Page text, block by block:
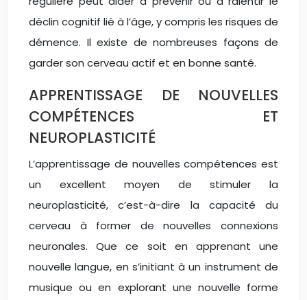
déclin cognitif lié à l’âge, y compris les risques de
démence. Il existe de nombreuses façons de
garder son cerveau actif et en bonne santé.
APPRENTISSAGE DE NOUVELLES
COMPÉTENCES ET
NEUROPLASTICITÉ
L’apprentissage de nouvelles compétences est
un excellent moyen de stimuler la
neuroplasticité, c’est-à-dire la capacité du
cerveau à former de nouvelles connexions
neuronales. Que ce soit en apprenant une
nouvelle langue, en s’initiant à un instrument de
musique ou en explorant une nouvelle forme